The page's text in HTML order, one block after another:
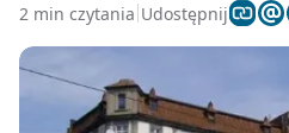
2 min czytania Udostępnij